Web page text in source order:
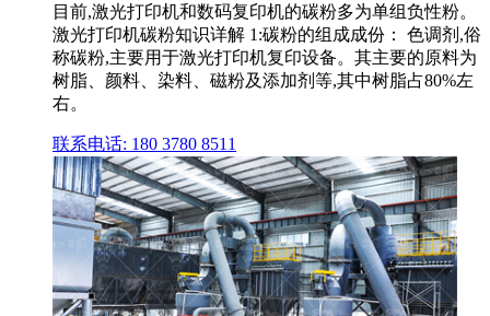
目前,激光打印机和数码复印机的碳粉多为单组负性粉。
激光打印机碳粉知识详解 1:碳粉的组成成份： 色调剂,俗
称碳粉,主要用于激光打印机复印设备。其主要的原料为
树脂、颜料、染料、磁粉及添加剂等,其中树脂占80%左
右。
联系电话: 180 3780 8511